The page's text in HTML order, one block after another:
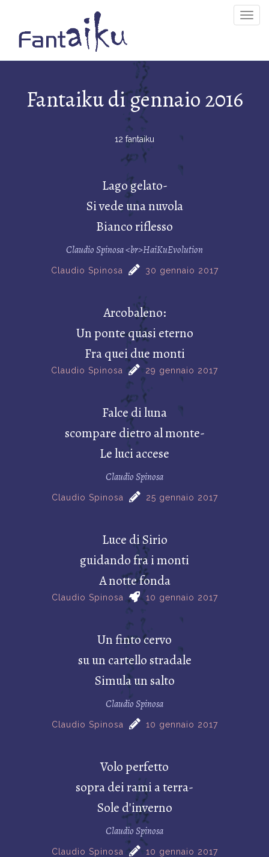
Fantaiku di gennaio 2016
12 fantaiku
Lago gelato-
Si vede una nuvola
Bianco riflesso
Claudio Spinosa <br>HaiKuEvolution
Claudio Spinosa 30 gennaio 2017
Arcobaleno:
Un ponte quasi eterno
Fra quei due monti
Claudio Spinosa 29 gennaio 2017
Falce di luna
scompare dietro al monte-
Le luci accese
Claudio Spinosa
Claudio Spinosa 25 gennaio 2017
Luce di Sirio
guidando fra i monti
A notte fonda
Claudio Spinosa 10 gennaio 2017
Un finto cervo
su un cartello stradale
Simula un salto
Claudio Spinosa
Claudio Spinosa 10 gennaio 2017
Volo perfetto
sopra dei rami a terra-
Sole d'inverno
Claudio Spinosa
Claudio Spinosa 10 gennaio 2017